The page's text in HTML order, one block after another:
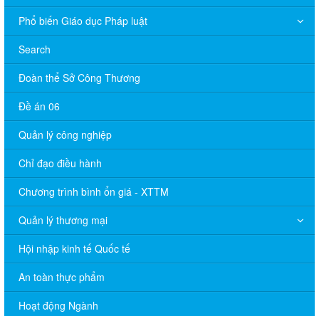
Phổ biến Giáo dục Pháp luật
Search
Đoàn thể Sở Công Thương
Đề án 06
Quản lý công nghiệp
Chỉ đạo điều hành
Chương trình bình ổn giá - XTTM
Quản lý thương mại
Hội nhập kinh tế Quốc tế
An toàn thực phẩm
Hoạt động Ngành